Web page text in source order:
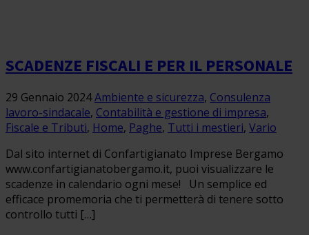
SCADENZE FISCALI E PER IL PERSONALE
29 Gennaio 2024Ambiente e sicurezza, Consulenza
lavoro-sindacale, Contabilità e gestione di impresa,
Fiscale e Tributi, Home, Paghe, Tutti i mestieri, Vario
Dal sito internet di Confartigianato Imprese Bergamo
www.confartigianatobergamo.it, puoi visualizzare le
scadenze in calendario ogni mese! Un semplice ed
efficace promemoria che ti permetterà di tenere sotto
controllo tutti […]